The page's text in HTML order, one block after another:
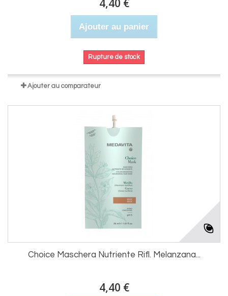
4,40 €
Ajouter au panier
Rupture de stock
Ajouter au comparateur
Choice Maschera Nutriente Rifl. Melanzana...
4,40 €